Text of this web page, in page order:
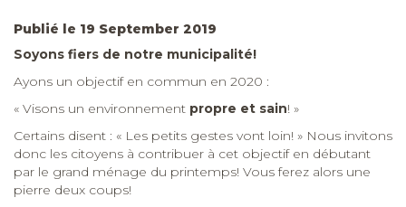
Publié le 19 September 2019
Soyons fiers de notre municipalité!
Ayons un objectif en commun en 2020 :
« Visons un environnement propre et sain! »
Certains disent : « Les petits gestes vont loin! » Nous invitons
donc les citoyens à contribuer à cet objectif en débutant
par le grand ménage du printemps! Vous ferez alors une
pierre deux coups!